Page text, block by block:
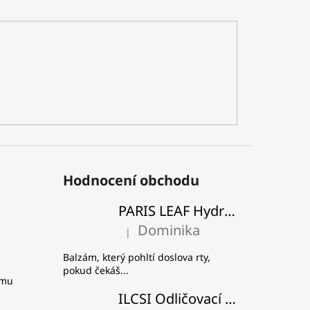
Hodnocení obchodu
PARIS LEAF Hydratační a zpevňující balzám na rty
Hodnocení produktu je 5 z 5 hvězdiček.
| Dominika
Balzám, který pohltí doslova rty,
pokud čekáš...
ILCSI Odličovací pleťové mléko - Višeň a švestka